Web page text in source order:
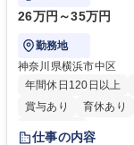
26万円～35万円
勤務地
神奈川県横浜市中区
年間休日120日以上
賞与あり
育休あり
土日祝休み
仕事の内容